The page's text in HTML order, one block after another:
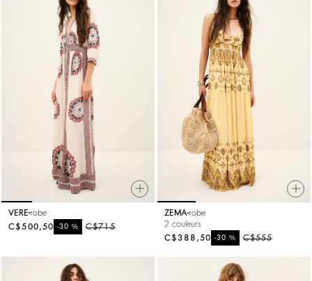
VERE robe
C$715
-30%
C$500,50
ZEMA robe
2 couleurs
C$555
-30%
C$388,50